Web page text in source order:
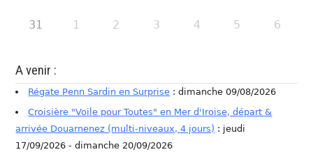
31 1 2 3 4 5 6
A venir :
Régate Penn Sardin en Surprise : dimanche 09/08/2026
Croisière "Voile pour Toutes" en Mer d'Iroise, départ &
arrivée Douarnenez (multi-niveaux, 4 jours) : jeudi
17/09/2026 - dimanche 20/09/2026